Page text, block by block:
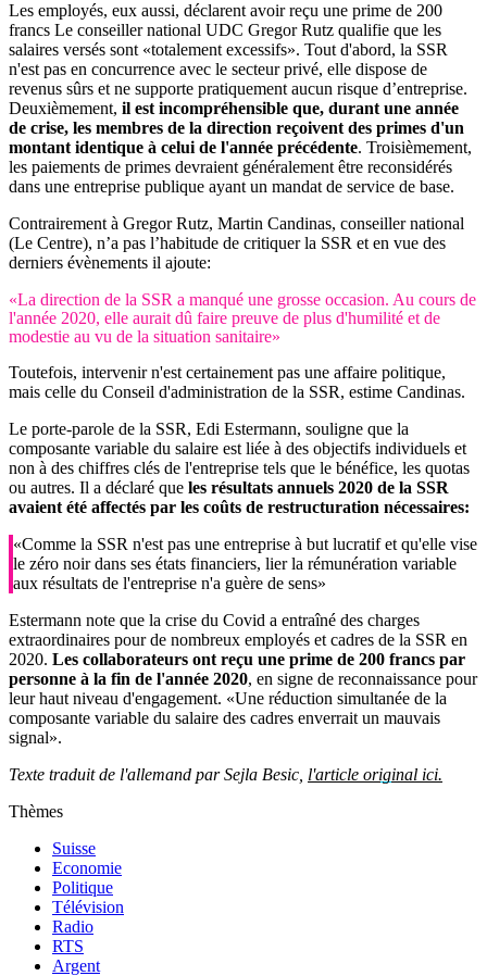
Les employés, eux aussi, déclarent avoir reçu une prime de 200
francs Le conseiller national UDC Gregor Rutz qualifie que les
salaires versés sont «totalement excessifs». Tout d'abord, la SSR
n'est pas en concurrence avec le secteur privé, elle dispose de
revenus sûrs et ne supporte pratiquement aucun risque d’entreprise.
Deuxièmement, il est incompréhensible que, durant une année
de crise, les membres de la direction reçoivent des primes d'un
montant identique à celui de l'année précédente. Troisièmement,
les paiements de primes devraient généralement être reconsidérés
dans une entreprise publique ayant un mandat de service de base.
Contrairement à Gregor Rutz, Martin Candinas, conseiller national
(Le Centre), n’a pas l’habitude de critiquer la SSR et en vue des
derniers évènements il ajoute:
«La direction de la SSR a manqué une grosse occasion. Au cours de
l'année 2020, elle aurait dû faire preuve de plus d'humilité et de
modestie au vu de la situation sanitaire»
Toutefois, intervenir n'est certainement pas une affaire politique,
mais celle du Conseil d'administration de la SSR, estime Candinas.
Le porte-parole de la SSR, Edi Estermann, souligne que la
composante variable du salaire est liée à des objectifs individuels et
non à des chiffres clés de l'entreprise tels que le bénéfice, les quotas
ou autres. Il a déclaré que les résultats annuels 2020 de la SSR
avaient été affectés par les coûts de restructuration nécessaires:
«Comme la SSR n'est pas une entreprise à but lucratif et qu'elle vise
le zéro noir dans ses états financiers, lier la rémunération variable
aux résultats de l'entreprise n'a guère de sens»
Estermann note que la crise du Covid a entraîné des charges
extraordinaires pour de nombreux employés et cadres de la SSR en
2020. Les collaborateurs ont reçu une prime de 200 francs par
personne à la fin de l'année 2020, en signe de reconnaissance pour
leur haut niveau d'engagement. «Une réduction simultanée de la
composante variable du salaire des cadres enverrait un mauvais
signal».
Texte traduit de l'allemand par Sejla Besic, l'article original ici.
Thèmes
Suisse
Economie
Politique
Télévision
Radio
RTS
Argent